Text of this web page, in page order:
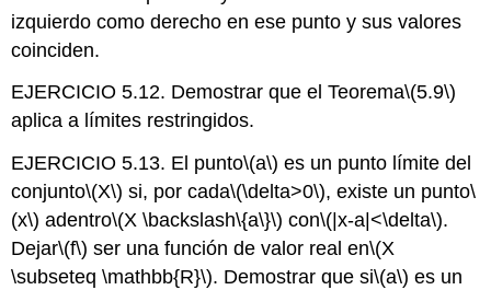
izquierdo como derecho en ese punto y sus valores
coinciden.
EJERCICIO 5.12. Demostrar que el Teorema\(5.9\)
aplica a límites restringidos.
EJERCICIO 5.13. El punto\(a\) es un punto límite del
conjunto\(X\) si, por cada\(\delta>0\), existe un punto\
(x\) adentro\(X \backslash\{a\}\) con\(|x-a|<\delta\).
Dejar\(f\) ser una función de valor real en\(X
\subseteq \mathbb{R}\). Demostrar que si\(a\) es un